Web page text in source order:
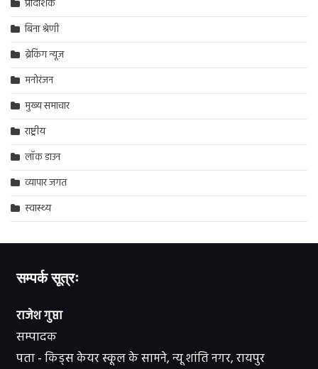
प्रादेशिक
बिना श्रेणी
ब्रेकिंग न्यूज़
मनोरंजन
मुख्य समाचार
राष्ट्रीय
लॉक डाउन
व्यापार जगत
स्वास्थ्य
सम्पर्क सूत्रः
राजेश गुप्ता
सम्पादक
पता - किड्स केयर स्कूल के सामने, न्यू शांति नगर, रायपुर